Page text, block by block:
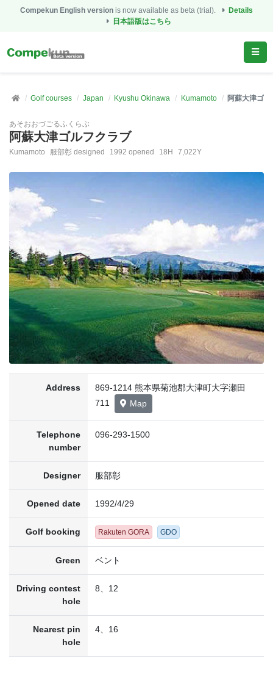
Compekun English version is now available as beta (trial).
Details
日本語版はこちら
Golf courses Japan Kyushu Okinawa Kumamoto 阿蘇大津ゴ
あそおおづごるふくらぶ
阿蘇大津ゴルフクラブ
Kumamoto 服部彰 designed 1992 opened 18H 7,022Y
Address
869-1214 熊本県菊池郡大津町大字瀬田
711
Map
Telephone
number
096-293-1500
Designer 服部彰
Opened date 1992/4/29
Golf booking Rakuten GORA GDO
Green ベント
Driving contest
hole
8、12
Nearest pin
hole
4、16